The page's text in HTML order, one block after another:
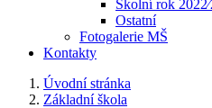
Školní rok
Ostatní
Fotogalerie MŠ
Kontakty
Úvodní stránka
Základní škola